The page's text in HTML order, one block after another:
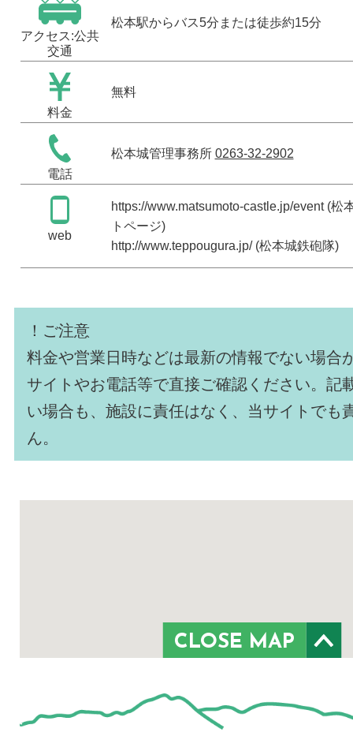
アクセス:公共
交通
松本駅からバス5分または徒歩約15分
料金
無料
電話
松本城管理事務所 0263-32-2902
web
https://www.matsumoto-castle.jp/event(松
トページ)
http://www.teppougura.jp/(松本城鉄砲隊)
！ご注意
料金や営業日時などは最新の情報でない場合
サイトやお電話等で直接ご確認ください。記
い場合も、施設に責任はなく、当サイトでも
ん。
CLOSE MAP